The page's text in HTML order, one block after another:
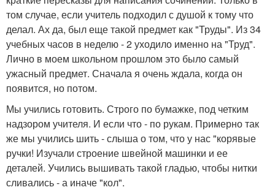
том случае, если учитель подходил с душой к тому что
делал. Ах да, был еще такой предмет как "Труды". Из 34
учебных часов в неделю - 2 уходило именно на "Труд".
Лично в моем школьном прошлом это было самый
ужасный предмет. Сначала я очень ждала, когда он
появится, но потом.
Мы учились готовить. Строго по бумажке, под четким
надзором учителя. И если что - по рукам. Примерно так
же мы учились шить - слыша о том, что у нас "корявые
ручки! Изучали строение швейной машинки и ее
деталей. Учились вышивать такой гладью, чтобы нитки
сливались - а иначе "кол".